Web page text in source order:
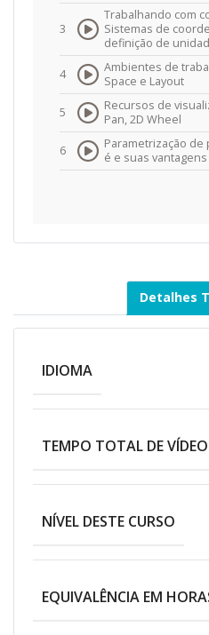
3
Trabalhando com
Sistemas de
definição de
4 Ambientes de
Space e Layout
5 Recursos de
Pan, 2D Wheel
6 Parametrização
é e suas vantagens
Detalhes
IDIOMA
TEMPO TOTAL DE
NÍVEL DESTE CURSO
EQUIVALÊNCIA EM